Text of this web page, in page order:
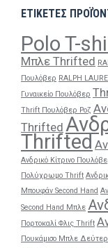
ΕΤΙΚΕΤΕΣ
Polo T-
Μπλε Thrifted
Πουλόβερ RALPH
Γυναικείο Πουλόβερ
Thrift Πουλόβερ Ροζ
Thrifted
Thrifted
Ανδρικό Κίτρινο
Πολύχρωμο Thrift
Μπουφάν Second Hand
Second Hand Μπλε
Πορτοκαλί Φλις Thrift
Πουκάμισο Μπλε